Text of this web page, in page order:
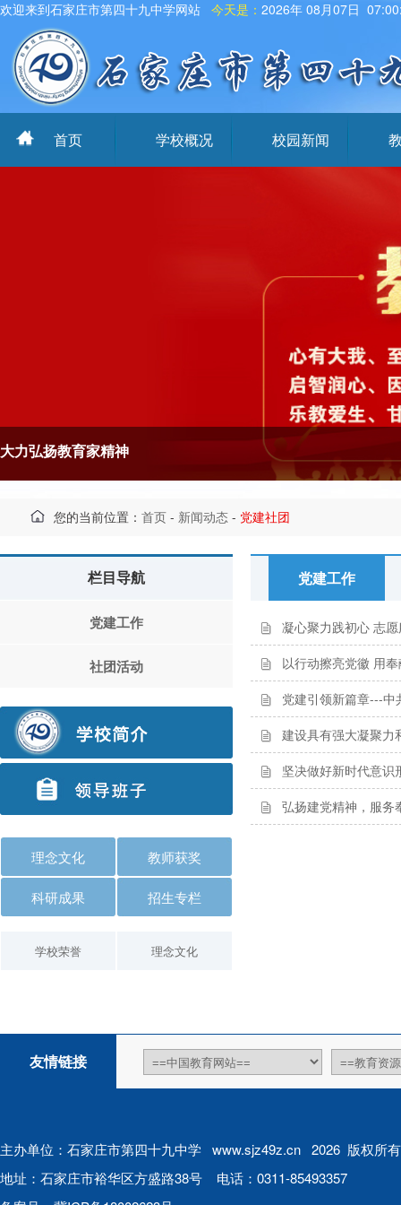
欢迎来到石家庄市第四十九中学网站 今天是： 2026年 08月07日
首页 学校概况 校园新闻
大力弘扬教育家精神
您的当前位置： 首页 - 新闻动态 - 党建社团
栏目导航
党建工作
社团活动
理念文化 教师获奖
科研成果 招生专栏
学校荣誉 理念文化
党建工作
凝心聚力践初心 志
以行动擦亮党徽 用
党建引领新篇章---
建设具有强大凝聚
坚决做好新时代意识
弘扬建党精神，服
友情链接
主办单位：石家庄市第四十九中学 www.sjz49z.cn 2026 版权所有
地址：石家庄市裕华区方盛路38号 电话：0311-85493357